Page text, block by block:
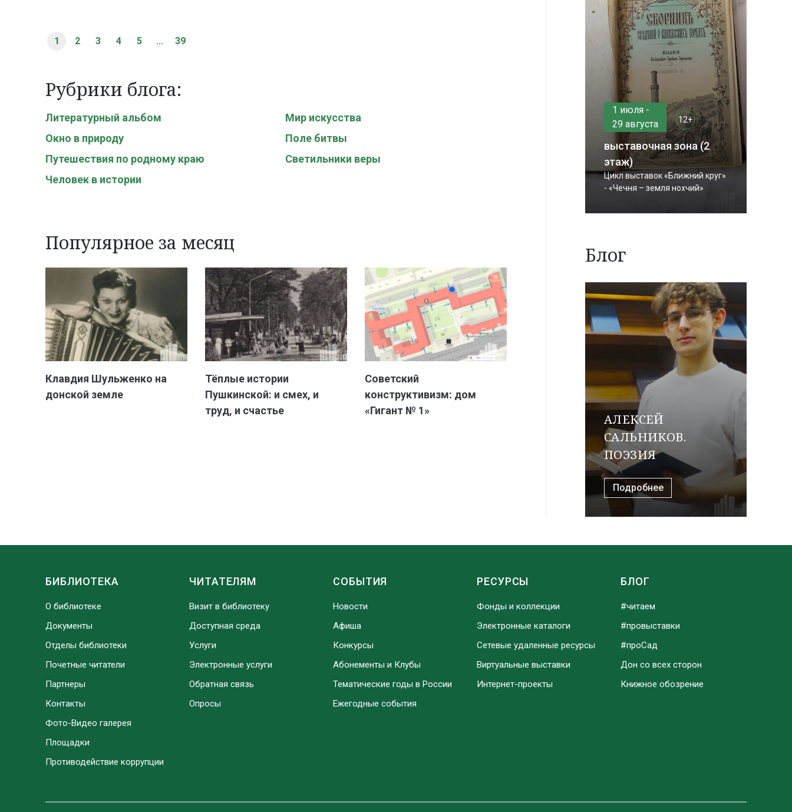
1 2 3 4 5 ... 39
Рубрики блога:
Литературный альбом
Мир искусства
Окно в природу
Поле битвы
Путешествия по родному краю
Светильники веры
Человек в истории
Популярное за месяц
Клавдия Шульженко на
донской земле
Тёплые истории
Пушкинской: и смех, и
труд, и счастье
Советский
конструктивизм: дом
«Гигант № 1»
1 июля -
29 августа
12+
выставочная зона (2
этаж)
Цикл выставок «Ближний круг»
- «Чечня – земля нохчий»
Блог
АЛЕКСЕЙ
САЛЬНИКОВ.
ПОЭЗИЯ
Подробнее
БИБЛИОТЕКА
О библиотеке
Документы
Отделы библиотеки
Почетные читатели
Партнеры
Контакты
Фото-Видео галерея
Площадки
Противодействие коррупции
ЧИТАТЕЛЯМ
Визит в библиотеку
Доступная среда
Услуги
Электронные услуги
Обратная связь
Опросы
СОБЫТИЯ
Новости
Афиша
Конкурсы
Абонементы и Клубы
Тематические годы в России
Ежегодные события
РЕСУРСЫ
Фонды и коллекции
Электронные каталоги
Сетевые удаленные ресурсы
Виртуальные выставки
Интернет-проекты
БЛОГ
#читаем
#провыставки
#проСад
Дон со всех сторон
Книжное обозрение